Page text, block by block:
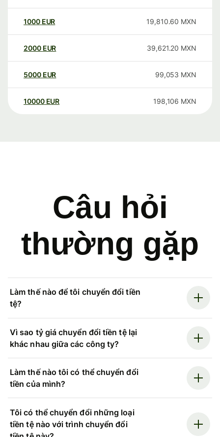
1000 EUR 19,810.60 MXN
2000 EUR 39,621.20 MXN
5000 EUR 99,053 MXN
10000 EUR 198,106 MXN
Câu hỏi
thường gặp
Làm thế nào để tôi chuyển đổi tiền
tệ?
Vì sao tỷ giá chuyển đổi tiền tệ lại
khác nhau giữa các công ty?
Làm thế nào tôi có thể chuyển đổi
tiền của mình?
Tôi có thể chuyển đổi những loại
tiền tệ nào với trình chuyển đổi